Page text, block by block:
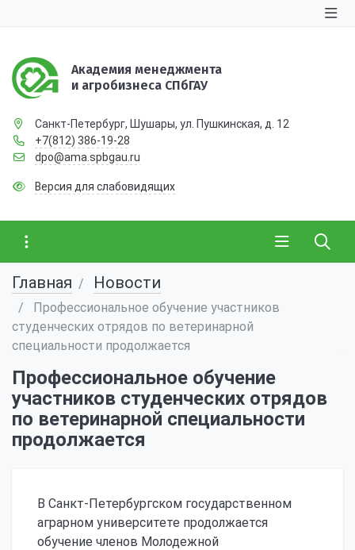
Академия менеджмента
и агробизнеса СПбГАУ
Санкт-Петербург, Шушары, ул. Пушкинская, д. 12
+7(812) 386-19-28
dpo@ama.spbgau.ru
Версия для слабовидящих
Главная Новости
Профессиональное обучение участников
студенческих отрядов по ветеринарной
специальности продолжается
Профессиональное обучение
участников студенческих отрядов
по ветеринарной специальности
продолжается
В Санкт-Петербургском государственном
аграрном университете продолжается
обучение членов Молодежной